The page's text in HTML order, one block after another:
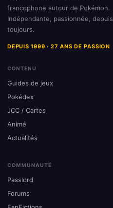
francophone autour de Pokémon.
Indépendante, passionnée, depuis
toujours.
DEPUIS 1999 · 27 ANS DE PASSION
CONTENU
Guides de jeux
Pokédex
JCC / Cartes
Animé
Actualités
COMMUNAUTÉ
Passlord
Forums